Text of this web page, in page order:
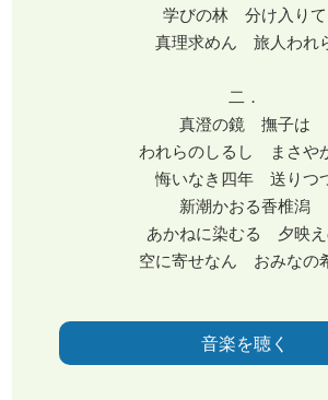
学びの林 分け入りて
真理求めん 旅人われ
二．
真澄の鏡 撫子は
われらのしるし まさや
悔いなき四年 送りつ
新潮かおる香椎潟
あかねに染むる 夕映
空に寄せなん おみなの
音楽を聴く